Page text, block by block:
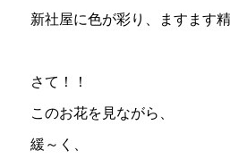
新社屋に色が彩り、ますます
さて！！
このお花を見ながら、
緩～く、